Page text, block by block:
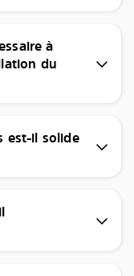
à
du
est-il solide